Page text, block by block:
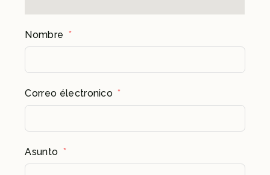
Nombre
Correo électronico
Asunto